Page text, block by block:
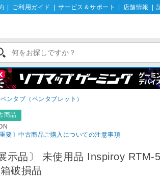
ご利用ガイド サービス＆サポート 店舗情報
ペンタブ（ペンタブレット）
商品
要〕中古商品ご購入についての注意事項
示品〕 未使用品 Inspiroy RTM-
破損品